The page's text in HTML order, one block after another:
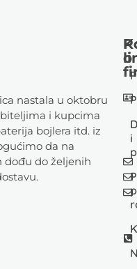
nastala u oktobru
i kupcima
bojlera itd. iz
da na
dođu do željenih
i
o